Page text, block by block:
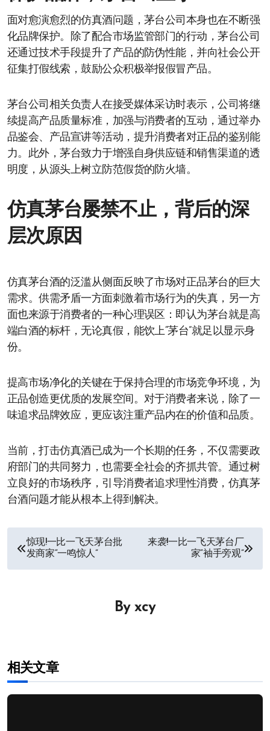
面对愈演愈烈的仿真酒问题，茅台公司本身也在不断强
化品牌保护。除了配合市场监管部门的行动，茅台公司
还通过技术手段提升了产品的防伪性能，并向社会公开
征集打假线索，鼓励公众积极举报假冒产品。
茅台公司相关负责人在接受媒体采访时表示，公司将继
续提高产品质量标准，加强与消费者的互动，通过举办
品鉴会、产品宣讲等活动，提升消费者对正品的鉴别能
力。此外，茅台致力于增强自身供应链和销售渠道的透
明度，从源头上树立防范假货的防火墙。
仿真茅台屡禁不止，背后的深
层次原因
仿真茅台酒的泛滥从侧面反映了市场对正品茅台的巨大
需求。供需矛盾一方面刺激着市场行为的失真，另一方
面也来源于消费者的一种心理误区：即认为茅台就是高
端白酒的标杆，无论真假，能饮上“茅台”就足以显示身
份。
提高市场净化的关键在于保持合理的市场竞争环境，为
正品创造更优质的发展空间。对于消费者来说，除了一
味追求品牌效应，更应该注重产品内在的价值和品质。
当前，打击仿真酒已成为一个长期的任务，不仅需要政
府部门的共同努力，也需要全社会的齐抓共管。通过树
立良好的市场秩序，引导消费者追求理性消费，仿真茅
台酒问题才能从根本上得到解决。
文
章
惊现!一比一飞天茅台批
发商家“一鸣惊人”
来袭!一比一飞天茅台厂
家“袖手旁观”
By xcy
相关文章